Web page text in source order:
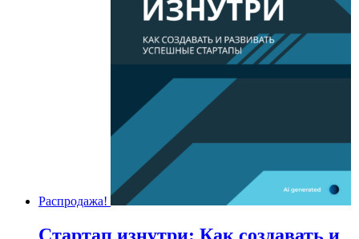
Распродажа!
Стартап изнутри: Как создавать и